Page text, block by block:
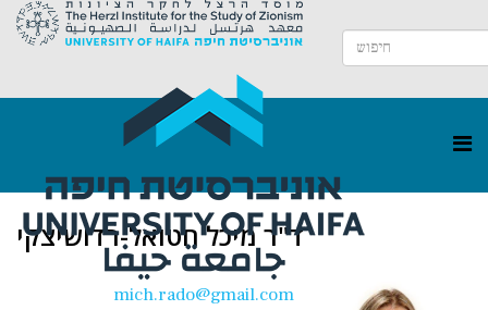
ד"ר מיכל חטואל-רדושיצקי
mich.rado@gmail.com